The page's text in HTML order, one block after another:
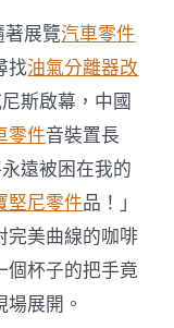
家
代
文
華
AI
聲
音
裝
置
OSDER
奧
斯
德
零
著展覽汽車零件
找油氣分離器改
斯啟幕，中國
零件音裝置長
遠被困在我的
堅尼零件品！」
完美曲線的咖啡
個杯子的把手竟
展開。